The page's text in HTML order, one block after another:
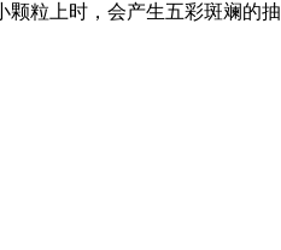
粒上时，会产生五彩斑斓的